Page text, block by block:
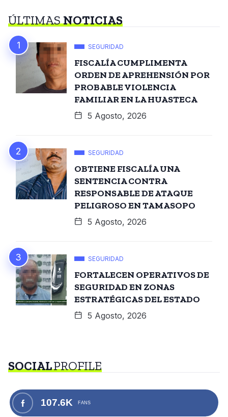
ÚLTIMASNOTICIAS
SEGURIDAD
FISCALÍA CUMPLIMENTA
ORDEN DE APREHENSIÓN POR
PROBABLE VIOLENCIA
FAMILIAR EN LA HUASTECA
5 Agosto, 2026
SEGURIDAD
OBTIENE FISCALÍA UNA
SENTENCIA CONTRA
RESPONSABLE DE ATAQUE
PELIGROSO EN TAMASOPO
5 Agosto, 2026
SEGURIDAD
FORTALECEN OPERATIVOS DE
SEGURIDAD EN ZONAS
ESTRATÉGICAS DEL ESTADO
5 Agosto, 2026
SOCIALPROFILE
107.6K FANS